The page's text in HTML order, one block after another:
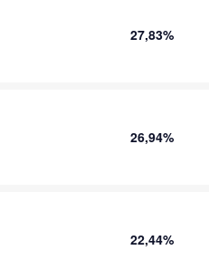
27,83%
26,94%
22,44%